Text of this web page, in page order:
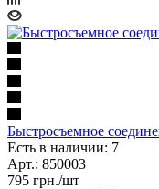
Быстросъемное
Есть в наличии: 7
Арт.: 850003
795 грн./шт